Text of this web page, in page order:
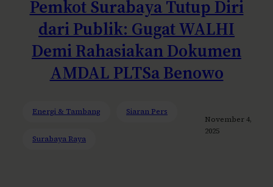
Pemkot Surabaya Tutup Diri
dari Publik: Gugat WALHI
Demi Rahasiakan Dokumen
AMDAL PLTSa Benowo
Energi & Tambang Siaran Pers
Surabaya Raya
November 4,
2025